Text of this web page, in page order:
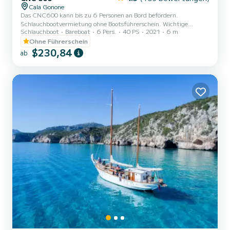
Cala Gonone
Das CNC600 kann bis zu 6 Personen an Bord befördern.
Schlauchbootvermietung ohne Bootsführerschein. Wichtige
Mitteilung: Bei der Anmietung ist eine Kaution in Höhe von 200,00
€ in bar zu hinterlegen. Die Kaution wird nach Überprüfung der
Unversehrtheit des Schlauchboots und der Bordausstattung am
Ende der Mietdauer zurückerstattet. Die Kaution dient dazu,
Nichtbeachtung der Mietbedingungen abzusichern. Hinweis: Es ist
Schlauchboot Bareboat 6 Pers. 40 PS 2021
6 m
Ohne Führerschein
ab $230,84